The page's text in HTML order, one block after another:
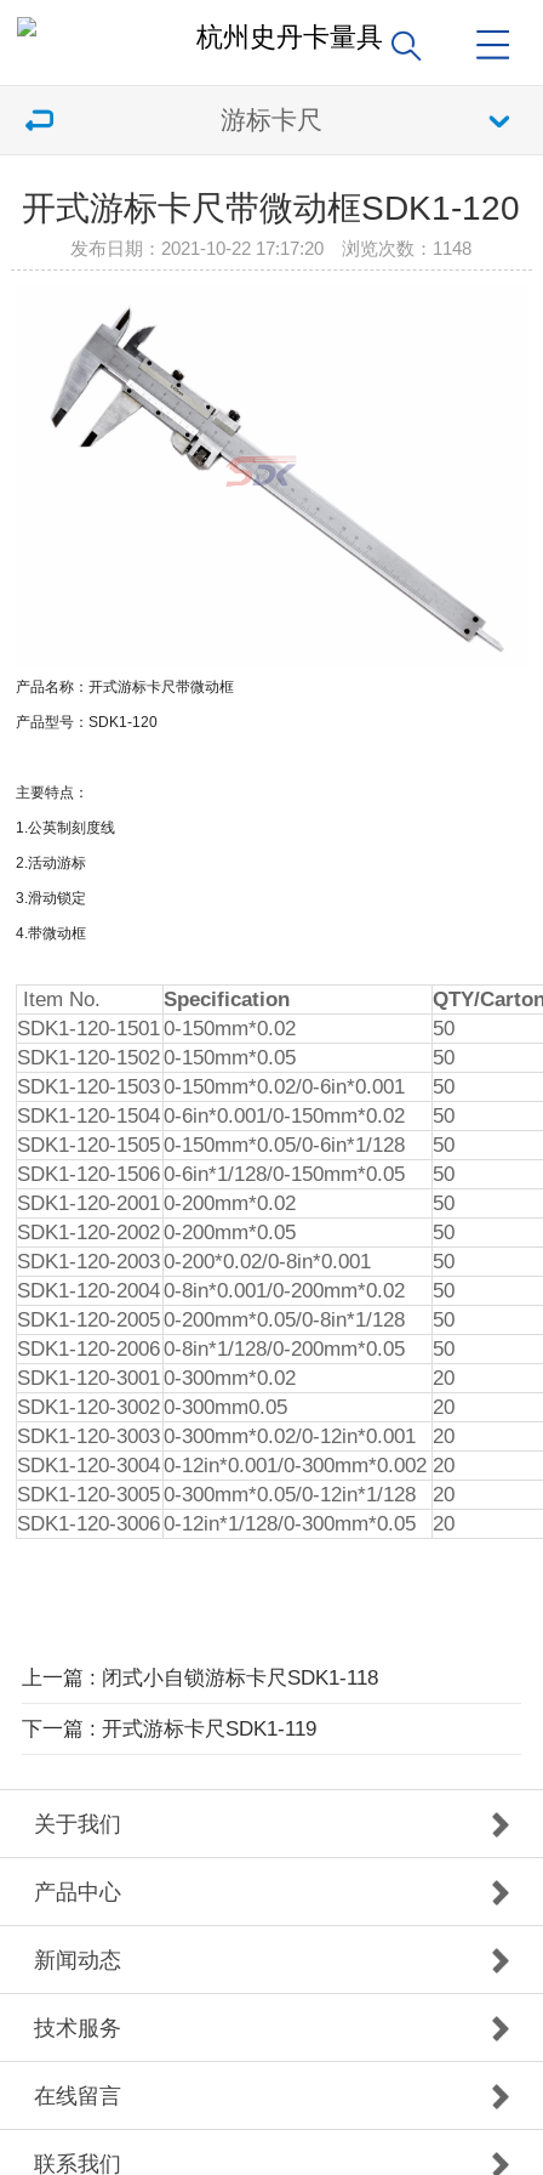
游标卡尺
开式游标卡尺带微动框SDK1-120
发布日期：2021-10-22 17:17:20 浏览次数： 1148
产品名称：开式游标卡尺带微动框
产品型号：SDK1-120
主要特点：
1.公英制刻度线
2.活动游标
3.滑动锁定
4.带微动框
Item No. Specification
QTY/
SDK1-120-15010-150mm*0.02
50
SDK1-120-15020-150mm*0.05
50
SDK1-120-15030-150mm*0.02/0-6in*0.001
50
SDK1-120-15040-6in*0.001/0-150mm*0.02
50
SDK1-120-15050-150mm*0.05/0-6in*1/128
50
SDK1-120-15060-6in*1/128/0-150mm*0.05
50
SDK1-120-20010-200mm*0.02
50
SDK1-120-20020-200mm*0.05
50
SDK1-120-20030-200*0.02/0-8in*0.001
50
SDK1-120-20040-8in*0.001/0-200mm*0.02
50
SDK1-120-20050-200mm*0.05/0-8in*1/128
50
SDK1-120-20060-8in*1/128/0-200mm*0.05
50
SDK1-120-30010-300mm*0.02
20
SDK1-120-30020-300mm0.05
20
SDK1-120-30030-300mm*0.02/0-12in*0.001
20
SDK1-120-30040-12in*0.001/0-300mm*0.002 20
SDK1-120-30050-300mm*0.05/0-12in*1/128
20
SDK1-120-30060-12in*1/128/0-300mm*0.05 20
上一篇 : 闭式小自锁游标卡尺SDK1-118
下一篇 : 开式游标卡尺SDK1-119
关于我们
产品中心
新闻动态
技术服务
在线留言
联系我们